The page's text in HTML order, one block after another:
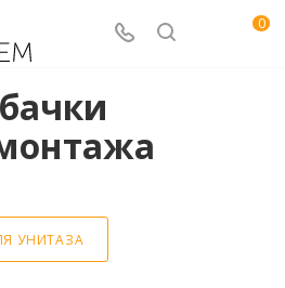
0
УНИТАЗА